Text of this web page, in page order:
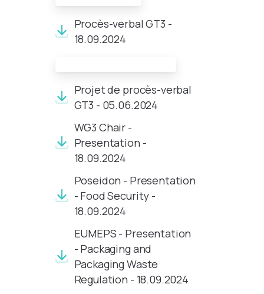
Procès-verbal GT3 -
18.09.2024
Projet de procès-verbal
GT3 - 05.06.2024
WG3 Chair -
Presentation -
18.09.2024
Poseidon - Presentation
- Food Security -
18.09.2024
EUMEPS - Presentation
- Packaging and
Packaging Waste
Regulation - 18.09.2024